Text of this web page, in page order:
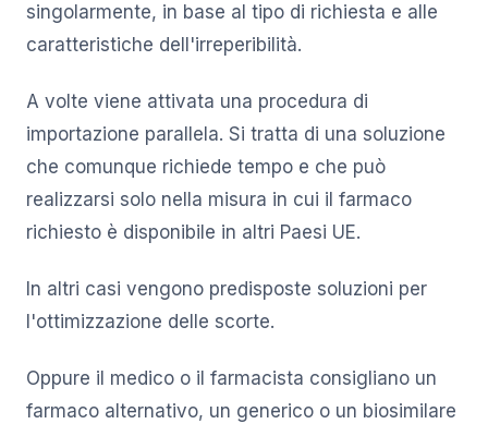
singolarmente, in base al tipo di richiesta e alle
caratteristiche dell'irreperibilità.
A volte viene attivata una procedura di
importazione parallela. Si tratta di una soluzione
che comunque richiede tempo e che può
realizzarsi solo nella misura in cui il farmaco
richiesto è disponibile in altri Paesi UE.
In altri casi vengono predisposte soluzioni per
l'ottimizzazione delle scorte.
Oppure il medico o il farmacista consigliano un
farmaco alternativo, un generico o un biosimilare